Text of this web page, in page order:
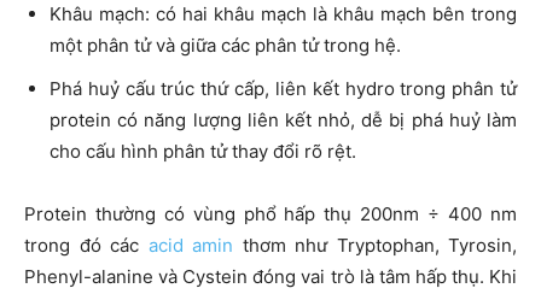
Khâu mạch: có hai khâu mạch là khâu mạch bên trong
một phân tử và giữa các phân tử trong hệ.
Phá huỷ cấu trúc thứ cấp, liên kết hydro trong phân tử
protein có năng lượng liên kết nhỏ, dễ bị phá huỷ làm
cho cấu hình phân tử thay đổi rõ rệt.
Protein thường có vùng phổ hấp thụ 200nm ÷ 400 nm
trong đó các acid amin thơm như Tryptophan, Tyrosin,
Phenyl-alanine và Cystein đóng vai trò là tâm hấp thụ. Khi